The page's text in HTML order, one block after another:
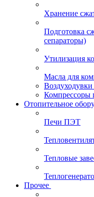
Хранение
Подготовка
сепараторы)
Утилизация
Масла для
Компрессоры
Отопительное
Печи ПЭТ
Тепловые
Прочее